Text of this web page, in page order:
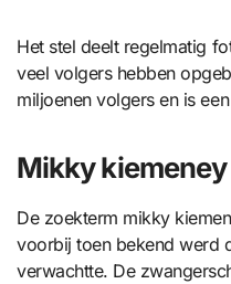
Het stel deelt regelmatig
veel volgers hebben
miljoenen volgers en is
Mikky
De zoekterm mikky
voorbij toen bekend werd
verwachtte. De